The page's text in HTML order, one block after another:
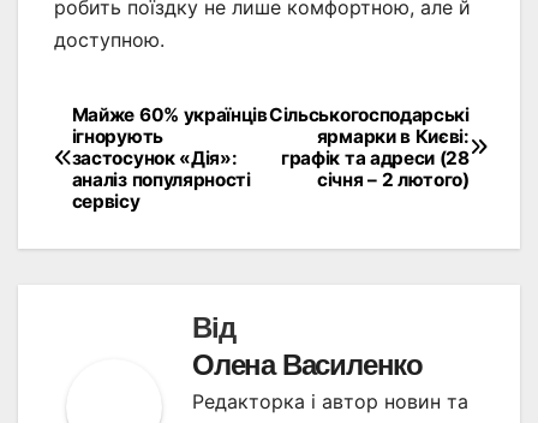
робить поїздку не лише комфортною, але й
доступною.
Навігація
записів
Сільськогосподарські
ярмарки в Києві:
графік та адреси (28
січня – 2 лютого)
Майже 60% українців
ігнорують
застосунок «Дія»:
аналіз популярності
сервісу
Від
Олена Василенко
Редакторка і автор новин та